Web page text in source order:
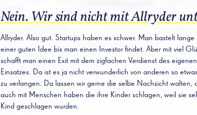
Nein. Wir sind nicht mit Allryder
Allryder. Also gut. Startups haben es schwer. Man bastelt lange
einer guten Idee bis man einen Investor findet. Aber mit viel
schafft man einen Exit mit dem zigfachen Verdienst des eigenen
Einsatzes. Da ist es ja nicht verwunderlich von anderen so
zu verlangen. Da lassen wir gerne die selbe Nachsicht walten,
auch mit Menschen haben die ihre Kinder schlagen, weil sie
Kind geschlagen wurden.